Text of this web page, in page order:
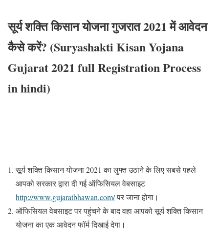
सूर्य शक्ति किसान योजना गुजरात 2021 में आवेदन
कैसे करें? (Suryashakti Kisan Yojana
Gujarat 2021 full Registration Process
in hindi)
सूर्य शक्ति किसान योजना 2021 का लुफ्त उठाने के लिए सबसे पहले
आपको सरकार द्वारा दी गई ऑफिसियल वेबसाइट
http://www.gujaratbhawan.com/पर जाना होगा।
ऑफिसियल वेबसाइट पर पहुंचने के बाद वहा आपको सूर्य शक्ति किसान
योजना का एक आवेदन फॉर्म दिखाई देगा।